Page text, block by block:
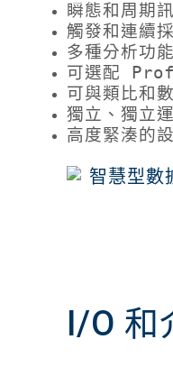
瞬態和周期
觸發和連續
多種分析功能
可選配
可與類比和
獨立、獨立
高度緊湊的
I/O 和